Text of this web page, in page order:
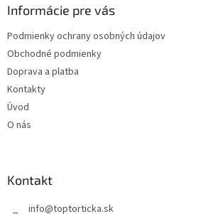
Informácie pre vás
Podmienky ochrany osobných údajov
Obchodné podmienky
Doprava a platba
Kontakty
Úvod
O nás
Kontakt